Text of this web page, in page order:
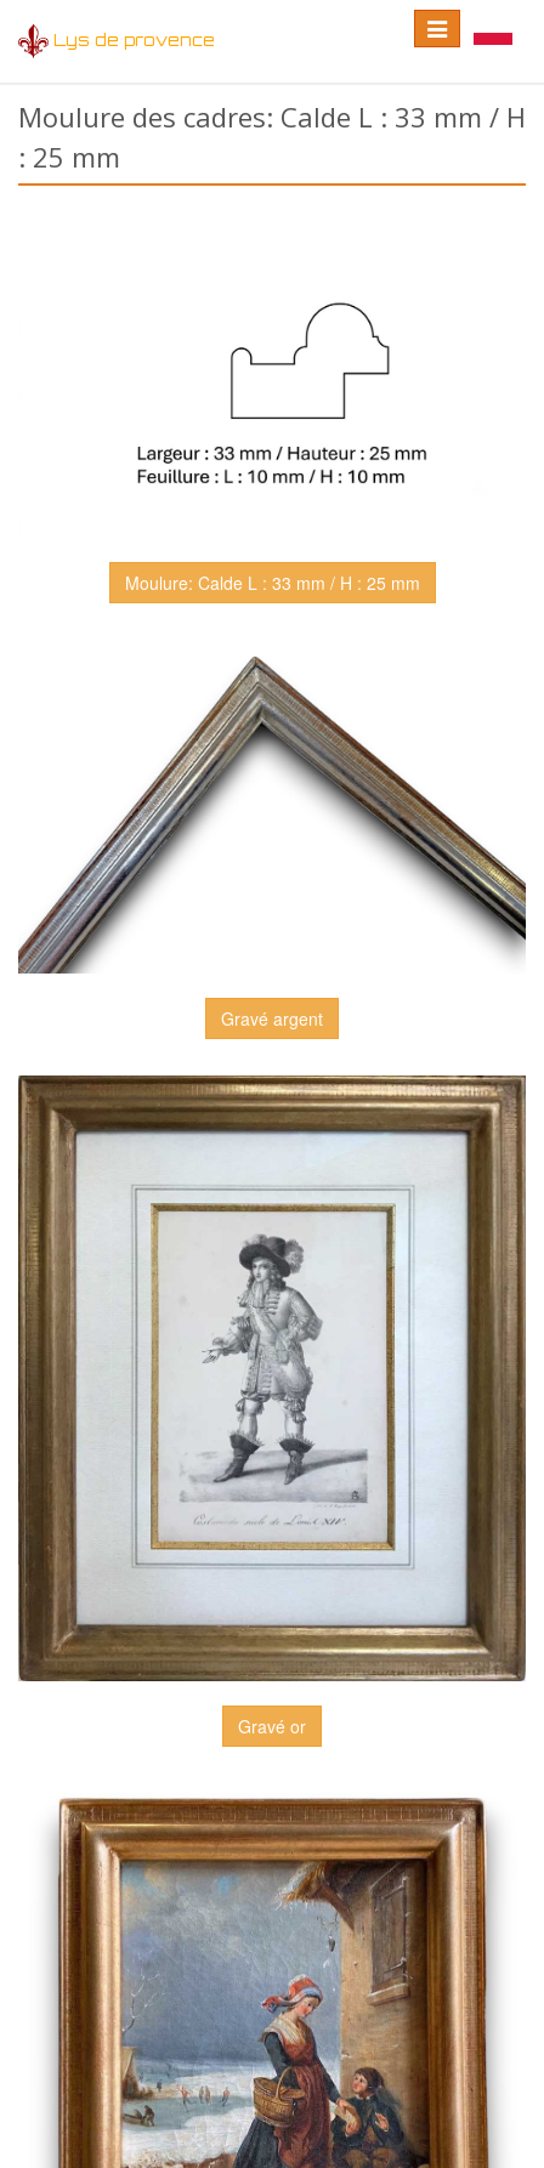
Lys de provence
Toggle
language
Toggle
navigation
Moulure des cadres: Calde L : 33 mm / H
: 25 mm
Moulure: Calde L : 33 mm / H : 25 mm
Gravé argent
Gravé or